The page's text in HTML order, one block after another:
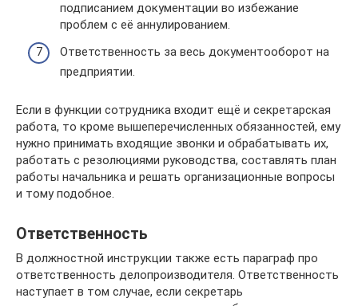
подписанием документации во избежание
проблем с её аннулированием.
Ответственность за весь документооборот на
предприятии.
Если в функции сотрудника входит ещё и секретарская
работа, то кроме вышеперечисленных обязанностей, ему
нужно принимать входящие звонки и обрабатывать их,
работать с резолюциями руководства, составлять план
работы начальника и решать организационные вопросы
и тому подобное.
Ответственность
В должностной инструкции также есть параграф про
ответственность делопроизводителя. Ответственность
наступает в том случае, если секретарь